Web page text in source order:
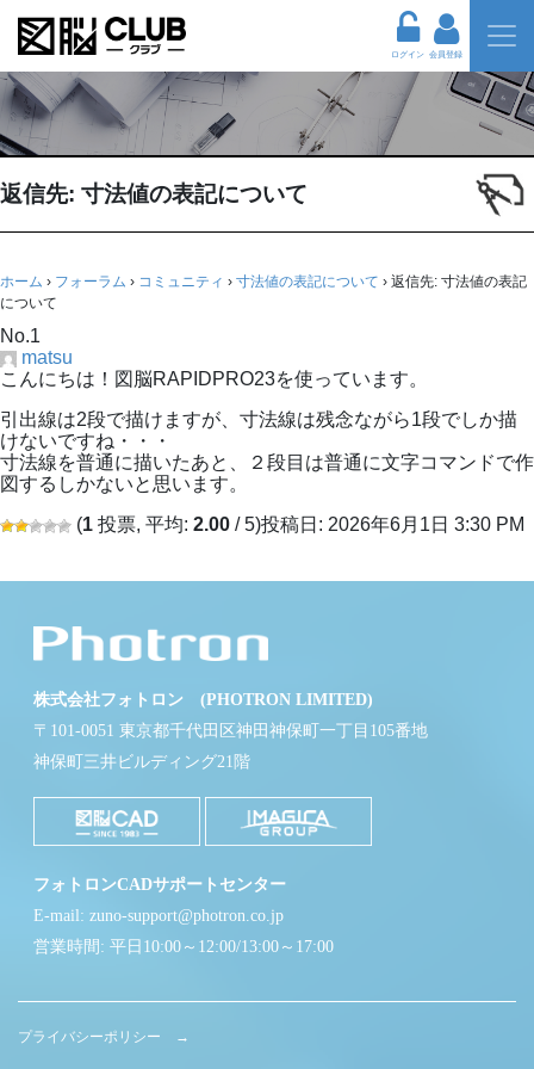
ログイン 会員登録
返信先: 寸法値の表記について
ホーム › フォーラム › コミュニティ › 寸法値の表記について › 返信先: 寸法値の表記
について
No.1
matsu
こんにちは！図脳RAPIDPRO23を使っています。
引出線は2段で描けますが、寸法線は残念ながら1段でしか描
けないですね・・・
寸法線を普通に描いたあと、２段目は普通に文字コマンドで作
図するしかないと思います。
(1 投票, 平均: 2.00 / 5)投稿日: 2026年6月1日 3:30 PM
株式会社フォトロン (PHOTRON LIMITED)
〒101-0051 東京都千代田区神田神保町一丁目105番地
神保町三井ビルディング21階
フォトロンCADサポートセンター
E-mail: zuno-support@photron.co.jp
営業時間: 平日10:00～12:00/13:00～17:00
プライバシーポリシー →